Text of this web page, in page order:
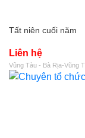
Tất niên cuối năm
Liên hệ
Vũng Tàu - Bà Rịa-Vũng